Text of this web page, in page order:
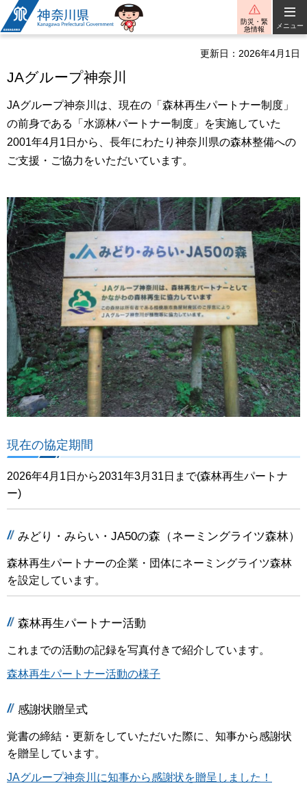
神奈川県
防災・緊
急情報
メニュー
更新日：2026年4月1日
JAグループ神奈川
JAグループ神奈川は、現在の「森林再生パートナー制度」
の前身である「水源林パートナー制度」を実施していた
2001年4月1日から、長年にわたり神奈川県の森林整備への
ご支援・ご協力をいただいています。
現在の協定期間
2026年4月1日から2031年3月31日まで(森林再生パートナ
ー)
みどり・みらい・JA50の森（ネーミングライツ森林）
森林再生パートナーの企業・団体にネーミングライツ森林
を設定しています。
森林再生パートナー活動
これまでの活動の記録を写真付きで紹介しています。
森林再生パートナー活動の様子
感謝状贈呈式
覚書の締結・更新をしていただいた際に、知事から感謝状
を贈呈しています。
JAグループ神奈川に知事から感謝状を贈呈しました！